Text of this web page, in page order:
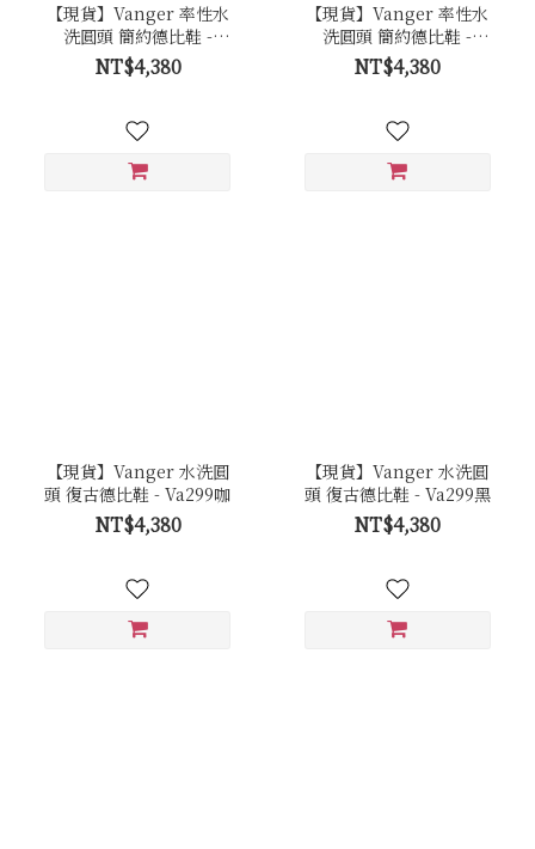
【現貨】Vanger 率性水
洗圓頭 簡約德比鞋 -
Va302咖
NT$4,380
【現貨】Vanger 率性水
洗圓頭 簡約德比鞋 -
Va302黑
NT$4,380
【現貨】Vanger 水洗圓
頭 復古德比鞋 - Va299咖
NT$4,380
【現貨】Vanger 水洗圓
頭 復古德比鞋 - Va299黑
NT$4,380